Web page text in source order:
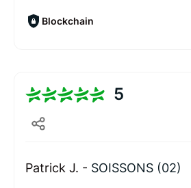
Blockchain
5
Patrick J. - SOISSONS (02)